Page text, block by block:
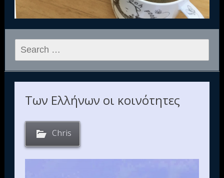
Search
for:
Των Ελλήνων οι κοινότητες
Chris